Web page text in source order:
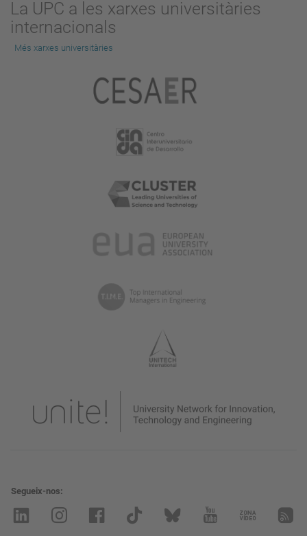
imatge
La UPC a les xarxes universitàries
internacionals
Més xarxes universitàries
Segueix-nos